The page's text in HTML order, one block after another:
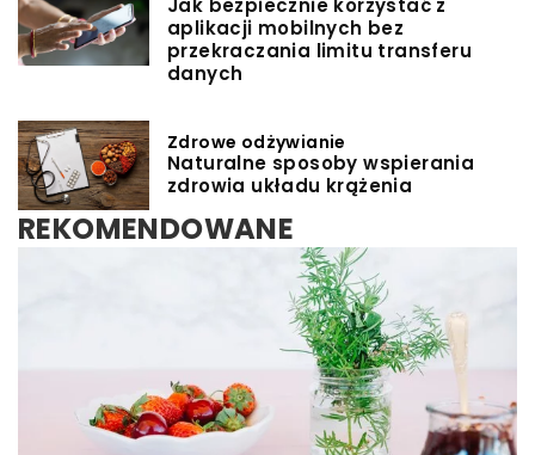
Jak bezpiecznie korzystać z
aplikacji mobilnych bez
przekraczania limitu transferu
danych
Zdrowe odżywianie
Naturalne sposoby wspierania
zdrowia układu krążenia
REKOMENDOWANE